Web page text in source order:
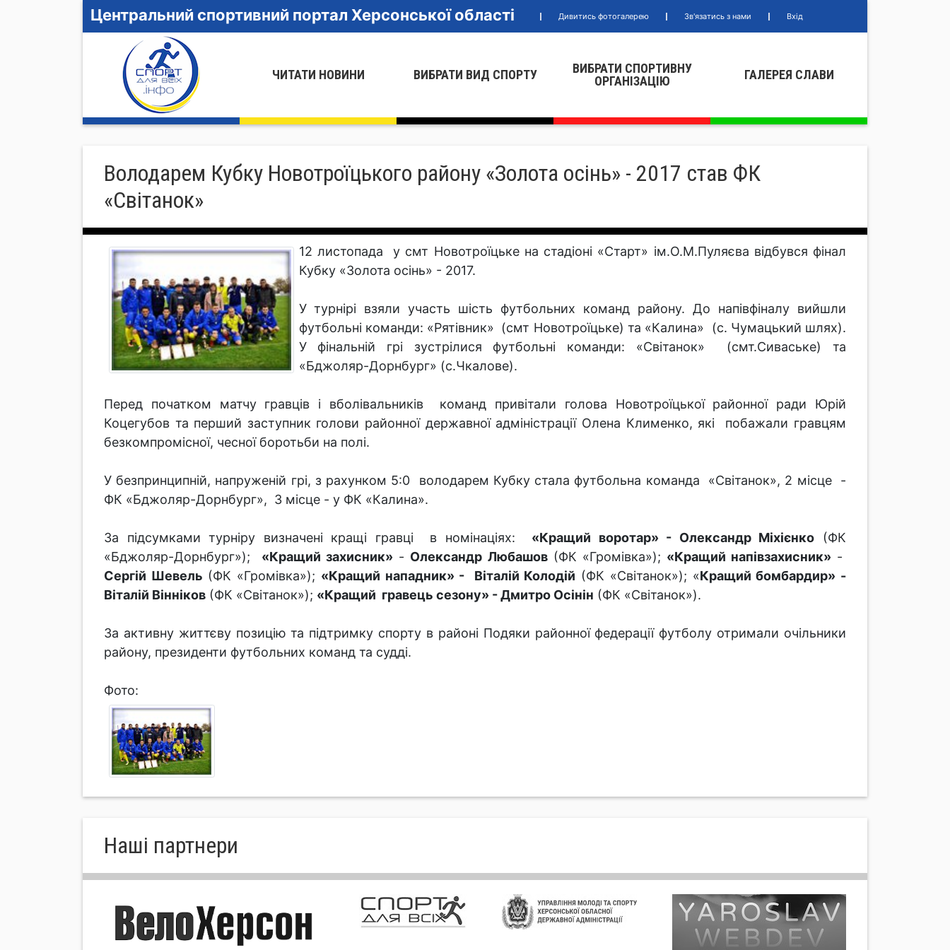
Центральний спортивний портал Херсонської області Дивитись фотогалерею Зв'язатись з нами Вхід
ЧИТАТИ НОВИНИ ВИБРАТИ ВИД СПОРТУ
ВИБРАТИ СПОРТИВНУ
ОРГАНIЗАЦIЮ
ГАЛЕРЕЯ СЛАВИ
Володарем Кубку Новотроїцького району «Золота осінь» - 2017 став ФК
«Світанок»
12 листопада у смт Новотроїцьке на стадіоні «Старт» ім.О.М.Пуляєва відбувся фінал
Кубку «Золота осінь» - 2017.
У турнірі взяли участь шість футбольних команд району. До напівфіналу вийшли
футбольні команди: «Рятівник» (смт Новотроїцьке) та «Калина» (с. Чумацький шлях).
У фінальній грі зустрілися футбольні команди: «Світанок» (смт.Сиваське) та
«Бджоляр-Дорнбург» (с.Чкалове).
Перед початком матчу гравців і вболівальників команд привітали голова Новотроїцької районної ради Юрій
Коцегубов та перший заступник голови районної державної адміністрації Олена Клименко, які побажали гравцям
безкомпромісної, чесної боротьби на полі.
У безпринципній, напруженій грі, з рахунком 5:0 володарем Кубку стала футбольна команда «Світанок», 2 місце -
ФК «Бджоляр-Дорнбург», 3 місце - у ФК «Калина».
За підсумками турніру визначені кращі гравці в номінаціях: «Кращий воротар» - Олександр Міхієнко (ФК
«Бджоляр-Дорнбург»); «Кращий захисник» - Олександр Любашов(ФК «Громівка»); «Кращий напівзахисник»-
Сергій Шевель (ФК «Громівка»); «Кращий нападник» - Віталій Колодій (ФК «Світанок»); «Кращий бомбардир» -
Віталій Вінніков (ФК «Світанок»); «Кращий гравець сезону» - Дмитро Осінін (ФК «Світанок»).
За активну життєву позицію та підтримку спорту в районі Подяки районної федерації футболу отримали очільники
району, президенти футбольних команд та судді.
Фото:
Нашi партнери